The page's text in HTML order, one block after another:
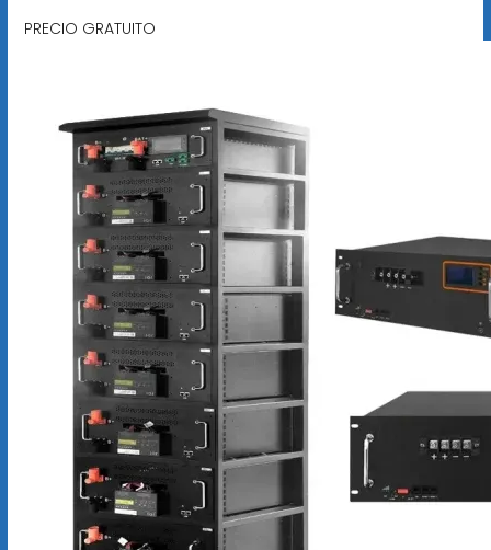
PRECIO GRATUITO